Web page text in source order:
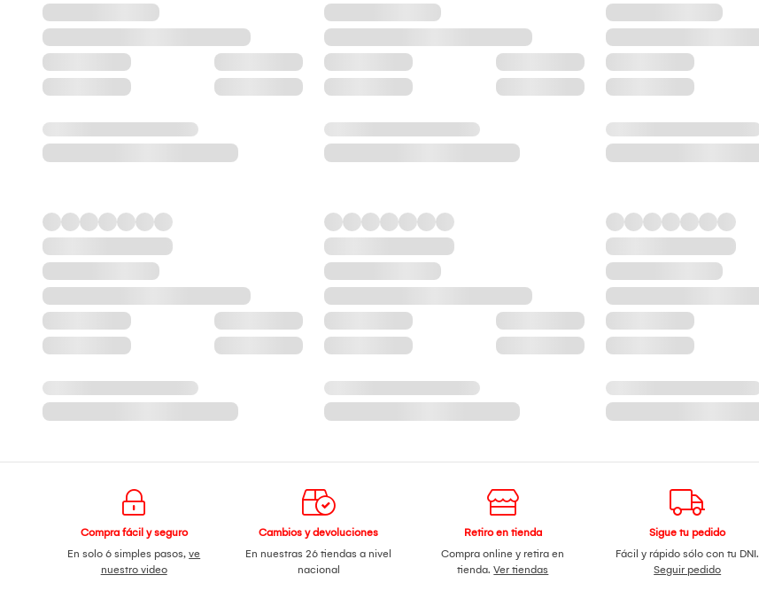
Compra fácil y seguro
En solo 6 simples pasos,ve
nuestro video
Cambios y devoluciones
En nuestras 26 tiendas a nivel
nacional
Retiro en tienda
Compra online y retira en
tienda.Ver tiendas
Sigue tu pedido
Fácil y rápido sólo con tu DNI.
Seguir pedido